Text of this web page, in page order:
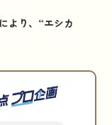
より、 “エシカ